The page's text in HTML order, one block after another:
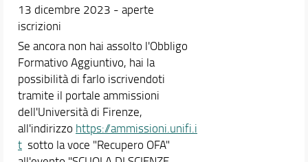
13 dicembre 2023 - aperte
iscrizioni
Se ancora non hai assolto l'Obbligo
Formativo Aggiuntivo, hai la
possibilità di farlo iscrivendoti
tramite il portale ammissioni
dell'Università di Firenze,
all'indirizzo https://ammissioni.unifi.i
tsotto la voce "Recupero OFA"